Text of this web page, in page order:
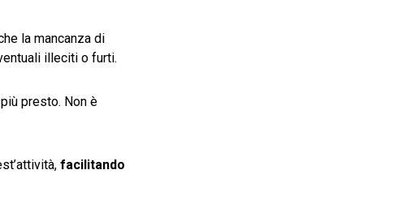
la mancanza di
illeciti o furti.
presto. Non è
facilitando